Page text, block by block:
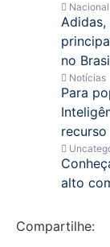
Nacional
Adidas,
no
Notícias
Para
recurso
alto
Compartilhe: